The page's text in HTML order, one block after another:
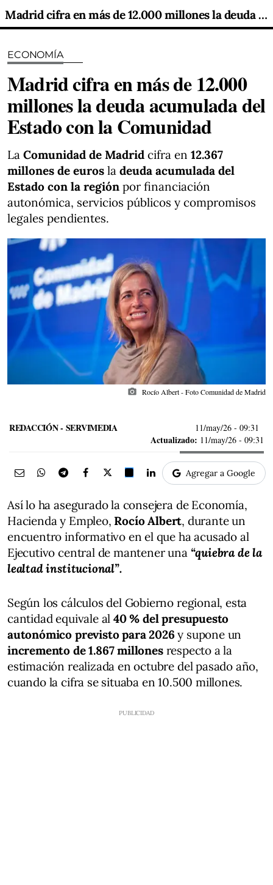
Madrid cifra en más de 12.000 millones la deuda acumulada del Estado con la Comunidad
ECONOMÍA
Madrid cifra en más de 12.000
millones la deuda acumulada del
Estado con la Comunidad
La Comunidad de Madrid cifra en 12.367
millones de euros la deuda acumulada del
Estado con la región por financiación
autonómica, servicios públicos y compromisos
legales pendientes.
photo_camera Rocío Albert - Foto Comunidad de Madrid
REDACCIÓN - SERVIMEDIA 11/may/26 - 09:31
Actualizado: 11/may/26 - 09:31
Agregar a Google
Así lo ha asegurado la consejera de Economía,
Hacienda y Empleo, Rocío Albert, durante un
encuentro informativo en el que ha acusado al
Ejecutivo central de mantener una “quiebra de la
lealtad institucional”.
Según los cálculos del Gobierno regional, esta
cantidad equivale al40 % del presupuesto
autonómico previsto para 2026y supone un
incremento de 1.867 millones respecto a la
estimación realizada en octubre del pasado año,
cuando la cifra se situaba en 10.500 millones.